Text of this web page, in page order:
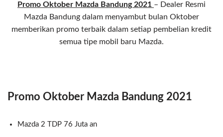
Promo Oktober Mazda Bandung 2021 – Dealer Resmi
Mazda Bandung dalam menyambut bulan Oktober
memberikan promo terbaik dalam setiap pembelian kredit
semua tipe mobil baru Mazda.
Promo Oktober Mazda Bandung 2021
Mazda 2 TDP 76 Juta an